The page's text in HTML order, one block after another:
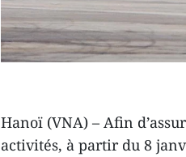
Hanoï (VNA) – Afin
activités, à partir du 8